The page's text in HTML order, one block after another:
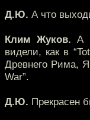
Д.Ю. А что
Клим Жуков. А
видели, как в
Древнего Рима,
War”.
Д.Ю. Прекрасен